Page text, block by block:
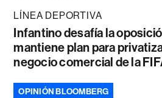
LÍNEA DEPORTIVA
Infantino desafía la
mantiene plan para
negocio comercial de la
OPINIÓN BLOOMBERG